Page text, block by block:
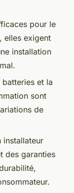
pour le
elles exigent
installation
et la
sont
de
installateur
des garanties